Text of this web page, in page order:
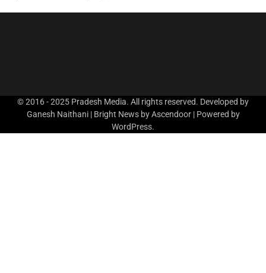
© 2016 - 2025 Pradesh Media. All rights reserved. Developed by
Ganesh Naithani | Bright News byAscendoor| Powered by
WordPress.